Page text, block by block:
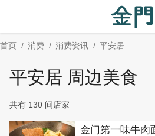
主
要
首页 消费 消费资讯 平安居
平安居 周边美食
共有 130 间店家
金门第一味牛肉